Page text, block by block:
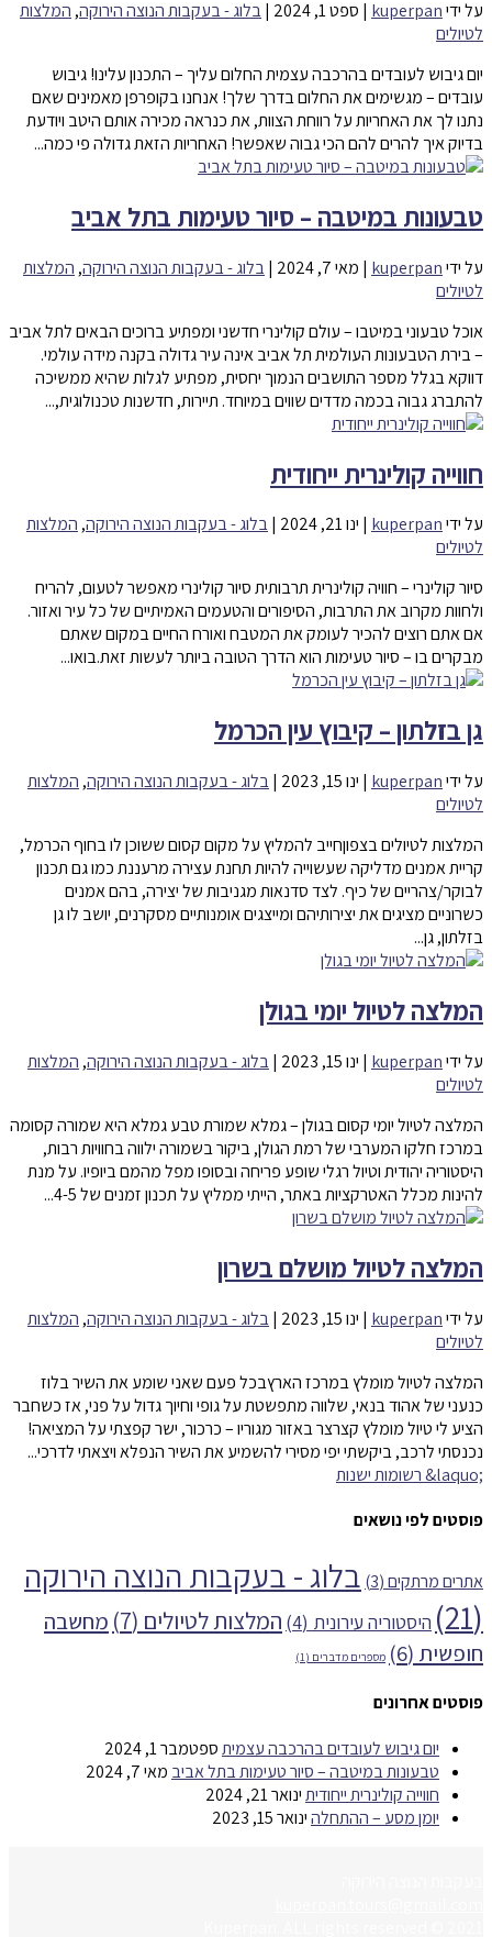
על ידיkuperpan
| ספט 1, 2024 |בלוג - בעקבות הנוצה הירוקה, המלצות
לטיולים
יום גיבוש לעובדים בהרכבה עצמית החלום עליך – התכנון עלינו! גיבוש
עובדים – מגשימים את החלום בדרך שלך! אנחנו בקופרפן מאמינים שאם
נתנו לך את האחריות על רווחת הצוות, את כנראה מכירה אותם היטב ויודעת
בדיוק איך להרים להם הכי גבוה שאפשר! האחריות הזאת גדולה פי כמה...
טבעונות במיטבה – סיור טעימות בתל אביב
על ידיkuperpan
| מאי 7, 2024 |בלוג - בעקבות הנוצה הירוקה, המלצות
לטיולים
אוכל טבעוני במיטבו – עולם קולינרי חדשני ומפתיע ברוכים הבאים לתל אביב
– בירת הטבעונות העולמית תל אביב אינה עיר גדולה בקנה מידה עולמי.
דווקא בגלל מספר התושבים הנמוך יחסית, מפתיע לגלות שהיא ממשיכה
להתברג גבוה בכמה מדדים שווים במיוחד. תיירות, חדשנות טכנולוגית,...
חווייה קולינרית ייחודית
על ידיkuperpan
| ינו 21, 2024 |בלוג - בעקבות הנוצה הירוקה, המלצות
לטיולים
סיור קולינרי – חוויה קולינרית תרבותית סיור קולינרי מאפשר לטעום, להריח
ולחוות מקרוב את התרבות, הסיפורים והטעמים האמיתיים של כל עיר ואזור.
אם אתם רוצים להכיר לעומק את המטבח ואורח החיים במקום שאתם
מבקרים בו – סיור טעימות הוא הדרך הטובה ביותר לעשות זאת.בואו...
גן בזלתון – קיבוץ עין הכרמל
על ידיkuperpan
| ינו 15, 2023 |בלוג - בעקבות הנוצה הירוקה, המלצות
לטיולים
המלצות לטיולים בצפוןחייב להמליץ על מקום קסום ששוכן לו בחוף הכרמל,
קריית אמנים מדליקה שעשוייה להיות תחנת עצירה מרעננת כמו גם תכנון
לבוקר/צהריים של כיף. לצד סדנאות מגניבות של יצירה, בהם אמנים
כשרוניים מציגים את יצירותיהם ומייצגים אומנותיים מסקרנים, יושב לו גן
בזלתון, גן...
המלצה לטיול יומי בגולן
על ידיkuperpan
| ינו 15, 2023 |בלוג - בעקבות הנוצה הירוקה, המלצות
לטיולים
המלצה לטיול יומי קסום בגולן – גמלא שמורת טבע גמלא היא שמורה קסומה
במרכז חלקו המערבי של רמת הגולן, ביקור בשמורה ילווה בחוויות רבות,
היסטוריה יהודית וטיול רגלי שופע פריחה ובסופו מפל מהמם ביופיו. על מנת
להינות מכלל האטרקציות באתר, הייתי ממליץ על תכנון זמנים של 4-5...
המלצה לטיול מושלם בשרון
על ידיkuperpan
| ינו 15, 2023 |בלוג - בעקבות הנוצה הירוקה, המלצות
לטיולים
המלצה לטיול מומלץ במרכז הארץבכל פעם שאני שומע את השיר בלוז
כנעני של אהוד בנאי, שלווה מתפשטת על גופי וחיוך גדול על פני, אז כשחבר
הציע לי טיול מומלץ קצרצר באזור מגוריו – כרכור, ישר קפצתי על המציאה!
נכנסתי לרכב, ביקשתי יפי מסירי להשמיע את השיר הנפלא ויצאתי לדרכי...
פוסטים לפי נושאים
אתרים מרתקים(3)
בלוג - בעקבות הנוצה הירוקה
(21)
היסטוריה עירונית (4) המלצות לטיולים (7)
מחשבה
חופשית (6) מספרים מדברים (1)
פוסטים אחרונים
יום גיבוש לעובדים בהרכבה עצמיתספטמבר 1, 2024
טבעונות במיטבה – סיור טעימות בתל אביב מאי 7, 2024
חווייה קולינרית ייחודיתינואר 21, 2024
יומן מסע – ההתחלהינואר 15, 2023